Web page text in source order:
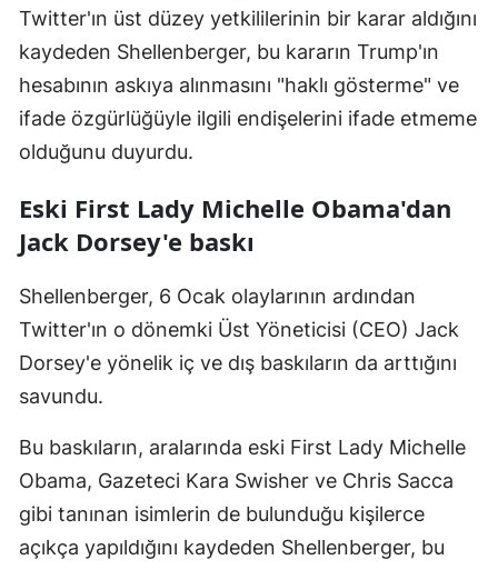
Hatay
Isparta
Mersin
Kastamonu
Kayseri
Kırklareli
Kocaeli
Konya
Kütahya
Twitter'ın üst düzey yetkililerinin bir karar aldığını
kaydeden Shellenberger, bu kararın Trump'ın
hesabının askıya alınmasını "haklı gösterme" ve
ifade özgürlüğüyle ilgili endişelerini ifade etmeme
olduğunu duyurdu.
Eski First Lady Michelle Obama'dan
Jack Dorsey'e baskı
Shellenberger, 6 Ocak olaylarının ardından
Twitter'ın o dönemki Üst Yöneticisi (CEO) Jack
Dorsey'e yönelik iç ve dış baskıların da arttığını
savundu.
Bu baskıların, aralarında eski First Lady Michelle
Obama, Gazeteci Kara Swisher ve Chris Sacca
gibi tanınan isimlerin de bulunduğu kişilerce
açıkça yapıldığını kaydeden Shellenberger, bu